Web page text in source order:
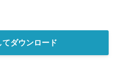
ダウンロード